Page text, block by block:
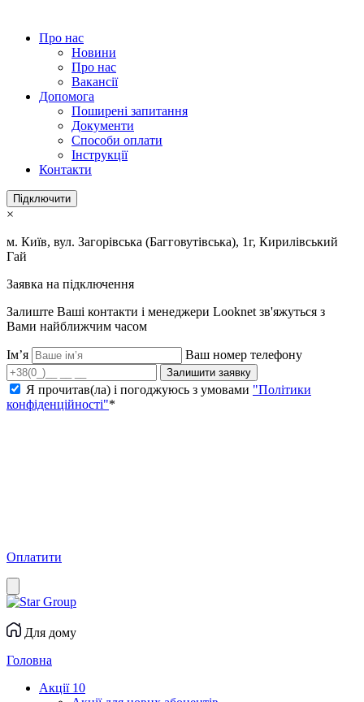
Про нас
Новини
Про нас
Вакансії
Допомога
Поширені запитання
Документи
Способи оплати
Інструкції
Контакти
Підключити
×
м. Київ, вул. Загорівська (Багговутівська), 1г, Кирилівський
Гай
Заявка на підключення
Залиште Ваші контакти і менеджери Looknet зв'яжуться з
Вами найближчим часом
Ім’я Ваш номер телефону
Залишити заявку
Я прочитав(ла) і погоджуюсь з умовами "Політики
конфіденційності"*
Оплатити
Для дому
Головна
Акції 10